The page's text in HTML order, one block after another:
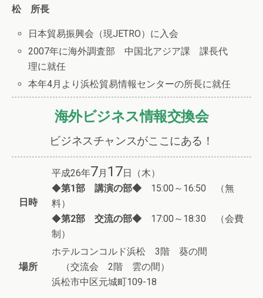
松 所長
日本貿易振興会（現JETRO）に入会
2007年に海外調査部 中国北アジア課 課長代
理に就任
本年4月より浜松貿易情報センターの所長に就任
海外ビジネス情報交換会
ビジネスチャンスがここにある！
日時
平成26年7月 17日（木）
◆第1部 講演の部◆ 15:00～16:50 （無
料）
◆第2部 交流の部◆ 17:00～18:30 （会費
制）
場所
ホテルコンコルド浜松 3階 葵の間
（交流会 2階 雲の間）
浜松市中区元城町109-18